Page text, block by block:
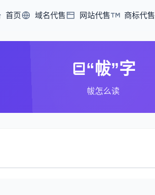
首页 域名代售 网站代售 商标代售
“帗”字
帗怎么读